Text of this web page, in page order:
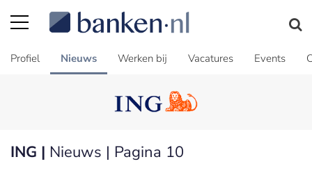
Profiel Nieuws Werken bij Vacatures Events
ING | Nieuws | Pagina 10